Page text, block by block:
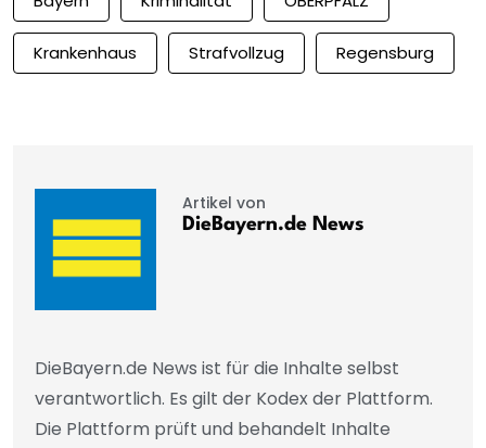
Krankenhaus Strafvollzug Regensburg
Artikel von
DieBayern.de News
DieBayern.de News ist für die Inhalte selbst
verantwortlich. Es gilt der Kodex der Plattform.
Die Plattform prüft und behandelt Inhalte